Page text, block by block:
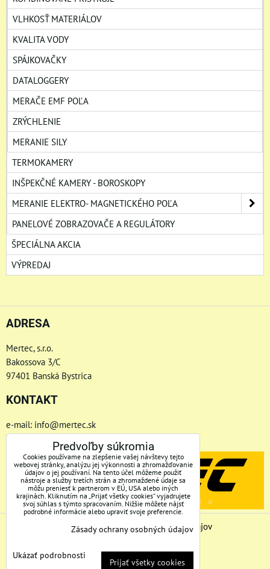
VLHKOSŤ MATERIÁLOV
KVALITA VODY
SPÁJKOVAČKY
DATALOGGERY
MERAČE EMF POĽA
ZRÝCHLENIE
MERANIE SILY
TERMOKAMERY
INŠPEKČNÉ KAMERY - BOROSKOPY
MERANIE ELEKTRO- MAGNETICKÉHO POĽA
PANELOVÉ ZOBRAZOVAČE A REGULÁTORY
ŠPECIÁLNA AKCIA
VÝPREDAJ
ADRESA
Mertec, s.r.o.
Bakossova 3/C
97401 Banská Bystrica
KONTAKT
e-mail: info@mertec.sk
Telefón: +421 48-4800 791
Predvoľby súkromia
Zásady ochrany osobných údajov
Predvoľby súkromia
Cookies používame na zlepšenie vašej návštevy tejto
webovej stránky, analýzu jej výkonnosti a zhromažďovanie
údajov o jej používaní. Na tento účel môžeme použiť
nástroje a služby tretích strán a zhromaždené údaje sa
môžu preniesť k partnerom v EÚ, USA alebo iných
krajinách. Kliknutím na „Prijať všetky cookies“ vyjadrujete
svoj súhlas s týmto spracovaním. Nižšie môžete nájsť
podrobné informácie alebo upraviť svoje preferencie.
Zásady ochrany osobných údajov
Ukázať podrobnosti
Prijať všetky cookies